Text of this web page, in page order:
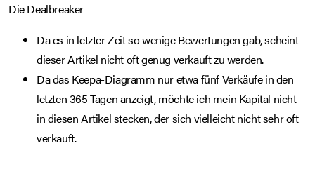
Die Dealbreaker
Da es in letzter Zeit so wenige Bewertungen gab, scheint
dieser Artikel nicht oft genug verkauft zu werden.
Da das Keepa-Diagramm nur etwa fünf Verkäufe in den
letzten 365 Tagen anzeigt, möchte ich mein Kapital nicht
in diesen Artikel stecken, der sich vielleicht nicht sehr oft
verkauft.